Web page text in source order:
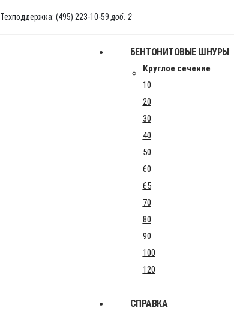
Техподдержка: (495) 223-10-59 доб. 2
БЕНТОНИТОВЫЕ ШНУРЫ
Круглое сечение
10
20
30
40
50
60
65
70
80
90
100
120
СПРАВКА